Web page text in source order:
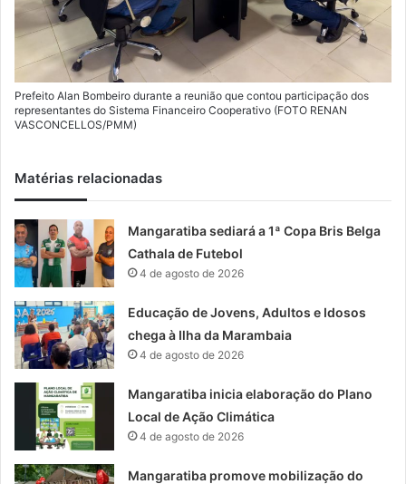
Prefeito Alan Bombeiro durante a reunião que contou participação dos
representantes do Sistema Financeiro Cooperativo (FOTO RENAN
VASCONCELLOS/PMM)
Matérias relacionadas
Mangaratiba sediará a 1ª Copa Bris Belga
Cathala de Futebol
4 de agosto de 2026
Educação de Jovens, Adultos e Idosos
chega à Ilha da Marambaia
4 de agosto de 2026
Mangaratiba inicia elaboração do Plano
Local de Ação Climática
4 de agosto de 2026
Mangaratiba promove mobilização do